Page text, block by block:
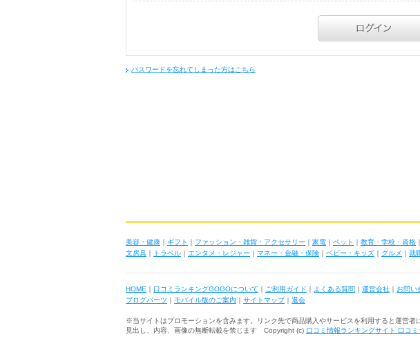
パスワードを忘れてしまった方はこちら
美容・健康 ｜ ギフト ｜ ファッション・雑貨・アクセサリー ｜ 家電 ｜ ペット ｜ 教育・学校・資格 ｜
文房具 ｜ トラベル ｜ エンタメ・レジャー ｜ マネー・金融・保険 ｜ ベビー・キッズ ｜ グルメ ｜ 就
HOME ｜ 口コミランキングGOGOについて ｜ ご利用ガイド ｜ よくある質問 ｜ 運営会社 ｜ お問い
ブログパーツ ｜ モバイル版のご案内 ｜ サイトマップ｜ 退会
※当サイトはプロモーションを含みます。リンク先で商品購入やサービスを利用すると運営者
見出し、内容、画像の無断転載を禁じます Copyright (c) 口コミ情報ランキングサイト 口コミ